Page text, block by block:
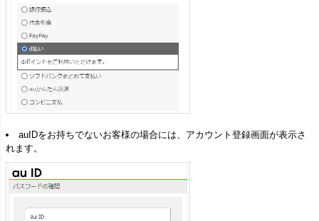
auIDをお持ちでないお客様の場合には、アカウント登録画面が表示さ
れます。